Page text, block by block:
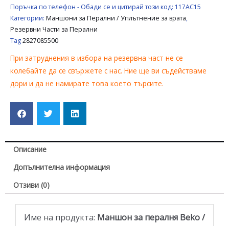
Поръчка по телефон - Обади се и цитирай този код: 117AC15
Категории: Маншони за Перални / Уплътнение за врата,
Резервни Части за Перални
Tag2827085500
При затруднения в избора на резервна част не се
колебайте да се свържете с нас. Ние ще ви съдействаме
дори и да не намирате това което търсите.
Описание
Допълнителна информация
Отзиви (0)
Име на продукта: Маншон за пералня Beko /